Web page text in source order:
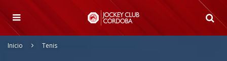
Inicio Tenis